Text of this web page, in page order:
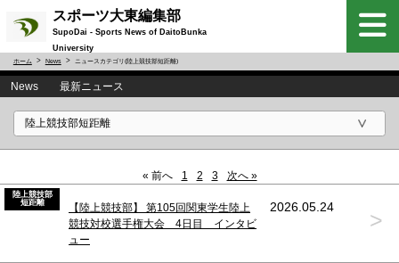
スポーツ大東編集部
SupoDai - Sports News of DaitoBunka
University
ホーム News ニュースカテゴリ(陸上競技部短距離)
News 最新ニュース
« 前へ 1 2 3 次へ »
陸上競技部
短距離
【陸上競技部】 第105回関東学生陸上
競技対校選手権大会 4日目 インタビ
ュー
2026.05.24
>